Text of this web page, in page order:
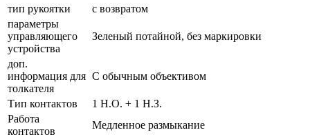
тип рукоятки
с возвратом
параметры
управляющего
устройства
Зеленый потайной, без маркировки
доп.
информация для
толкателя
С обычным объективом
Тип контактов
1 Н.О. + 1 Н.З.
Работа
контактов
Медленное размыкание